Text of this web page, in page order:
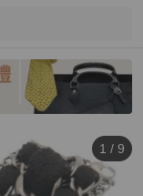
1 / 9